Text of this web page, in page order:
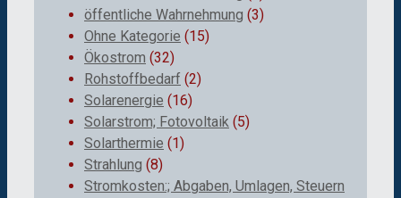
öffentliche Wahrnehmung (3)
Ohne Kategorie (15)
Ökostrom (32)
Rohstoffbedarf (2)
Solarenergie (16)
Solarstrom; Fotovoltaik (5)
Solarthermie (1)
Strahlung (8)
Stromkosten:; Abgaben, Umlagen, Steuern